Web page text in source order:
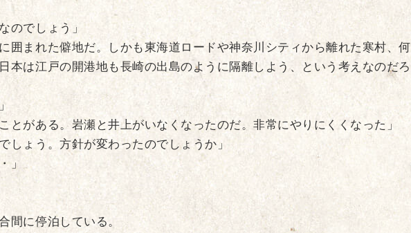
のでしょう」
囲まれた僻地だ。しかも東海道ロードや神奈川シティから離れた寒村、何
本は江戸の開港地も長崎の出島のように隔離しよう、という考えなのだろ
とがある。岩瀬と井上がいなくなったのだ。非常にやりにくくなった」
しょう。方針が変わったのでしょうか」
」
間に停泊している。